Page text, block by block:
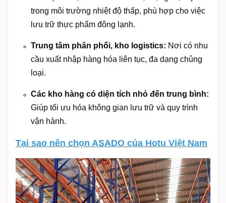
trong môi trường nhiệt độ thấp, phù hợp cho việc
lưu trữ thực phẩm đông lạnh.
Trung tâm phân phối, kho logistics: Nơi có nhu
cầu xuất nhập hàng hóa liên tục, đa dạng chủng
loại.
Các kho hàng có diện tích nhỏ đến trung bình:
Giúp tối ưu hóa không gian lưu trữ và quy trình
vận hành.
Tại sao nên chọn ASADO của Hotu Việt Nam